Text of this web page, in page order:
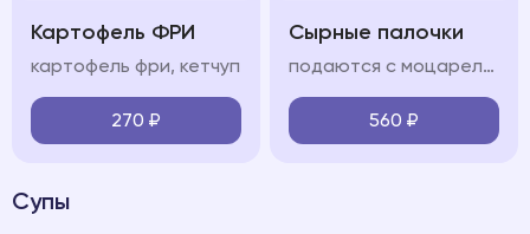
Картофель ФРИ
картофель фри, кетчуп
270 ₽
Сырные палочки
подаются с моцареллой и соусом сладкий чили
560 ₽
Супы